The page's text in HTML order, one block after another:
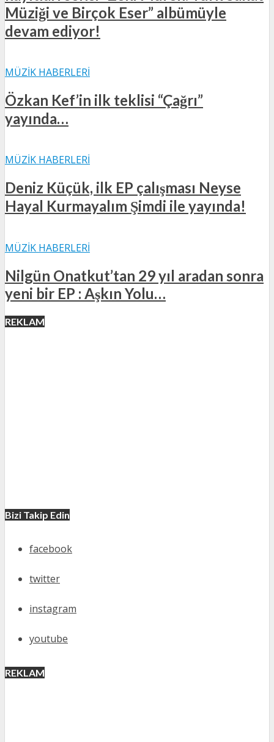
Müziği ve Birçok Eser” albümüyle
devam ediyor!
MÜZIK HABERLERI
Özkan Kef’in ilk teklisi “Çağrı”
yayında…
MÜZIK HABERLERI
Deniz Küçük, ilk EP çalışması Neyse
Hayal Kurmayalım Şimdi ile yayında!
MÜZIK HABERLERI
Nilgün Onatkut’tan 29 yıl aradan sonra
yeni bir EP : Aşkın Yolu…
REKLAM
Bizi Takip Edin
facebook
twitter
instagram
youtube
REKLAM